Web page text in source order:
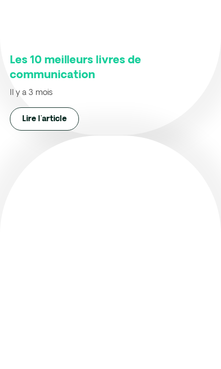
Les 10 meilleurs livres de
communication
Il y a 3 mois
Lire l'article